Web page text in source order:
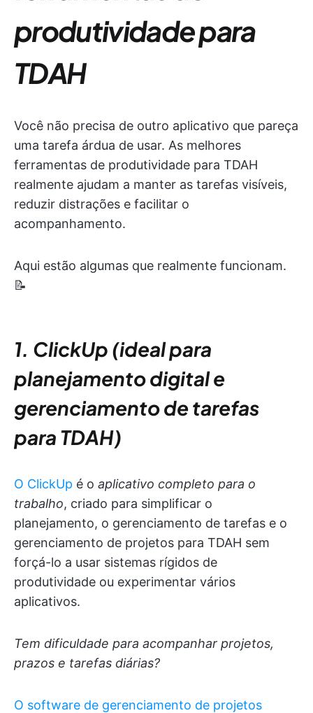
produtividade para
TDAH
Você não precisa de outro aplicativo que pareça
uma tarefa árdua de usar. As melhores
ferramentas de produtividade para TDAH
realmente ajudam a manter as tarefas visíveis,
reduzir distrações e facilitar o
acompanhamento.
Aqui estão algumas que realmente funcionam.
📝
1. ClickUp (ideal para
planejamento digital e
gerenciamento de tarefas
para TDAH)
O ClickUp é o aplicativo completo para o
trabalho, criado para simplificar o
planejamento, o gerenciamento de tarefas e o
gerenciamento de projetos para TDAH sem
forçá-lo a usar sistemas rígidos de
produtividade ou experimentar vários
aplicativos.
Tem dificuldade para acompanhar projetos,
prazos e tarefas diárias?
O software de gerenciamento de projetos